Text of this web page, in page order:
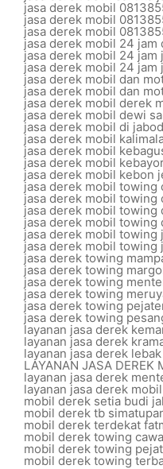
jasa derek mobil
jasa derek mobil
jasa derek mobil
jasa derek mobil 24 jam
jasa derek mobil 24 jam
jasa derek mobil 24 jam
jasa derek mobil dan
jasa derek mobil dan
jasa derek mobil derek
jasa derek mobil dewi
jasa derek mobil di
jasa derek mobil
jasa derek mobil
jasa derek mobil
jasa derek mobil kebon
jasa derek mobil towing
jasa derek mobil towing
jasa derek mobil towing
jasa derek mobil towing
jasa derek mobil towing
jasa derek mobil towing
jasa derek towing
jasa derek towing
jasa derek towing
jasa derek towing
jasa derek towing
jasa derek towing
layanan jasa derek
layanan jasa derek
layanan jasa derek
LAYANAN JASA DEREK
layanan jasa derek
layanan jasa derek
mobil derek setia budi
mobil derek tb
mobil derek terdekat
mobil derek towing
mobil derek towing
mobil derek towing